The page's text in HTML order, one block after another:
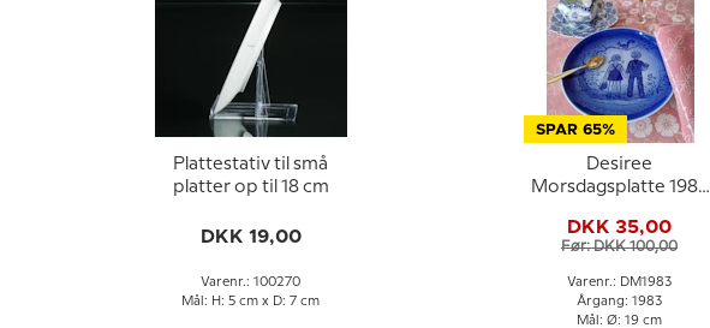
Plattestativ til små
platter op til 18 cm
DKK 19,00
Varenr.: 100270
Mål: H: 5 cm x D: 7 cm
SPAR 65%
Desiree
Morsdagsplatte 1983
Stage
DKK 35,00
Før: DKK 100,00
Varenr.: DM1983
Årgang: 1983
Mål: Ø: 19 cm